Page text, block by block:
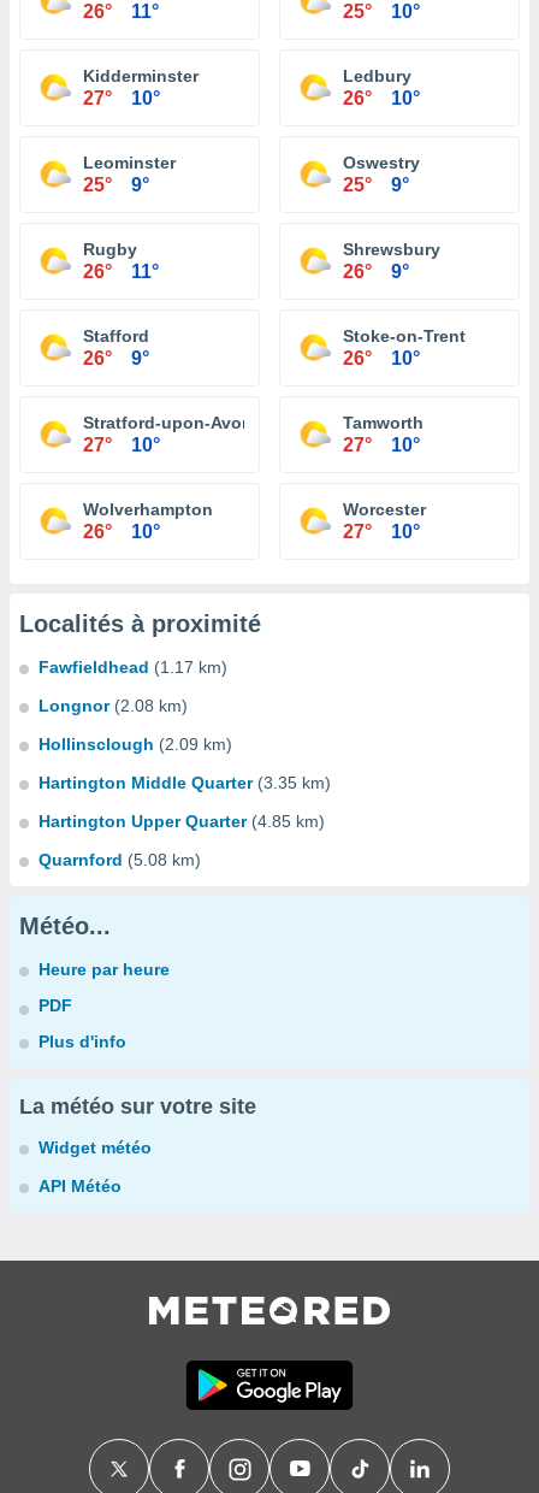
26° 11° 25° 10°
Kidderminster
27° 10°
Ledbury
26° 10°
Leominster
25° 9°
Oswestry
25° 9°
Rugby
26° 11°
Shrewsbury
26° 9°
Stafford
26° 9°
Stoke-on-Trent
26° 10°
Stratford-upon-Avon
27° 10°
Tamworth
27° 10°
Wolverhampton
26° 10°
Worcester
27° 10°
Localités à proximité
Fawfieldhead (1.17 km)
Longnor (2.08 km)
Hollinsclough (2.09 km)
Hartington Middle Quarter (3.35 km)
Hartington Upper Quarter (4.85 km)
Quarnford (5.08 km)
Météo...
Heure par heure
PDF
Plus d'info
La météo sur votre site
Widget météo
API Météo